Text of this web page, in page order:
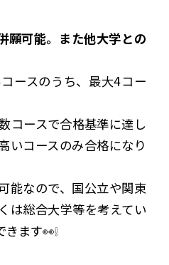
願可能。また他大学との
ースのうち、最大4コー
コースで合格基準に達し
いコースのみ合格になり
能なので、国公立や関東
は総合大学等を考えてい
ます👀❕